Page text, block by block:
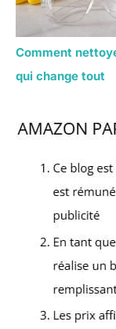
Comment
qui change tout